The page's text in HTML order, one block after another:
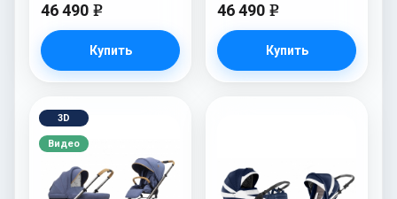
46 490 e
Купить
46 490 e
Купить
3D
Видео